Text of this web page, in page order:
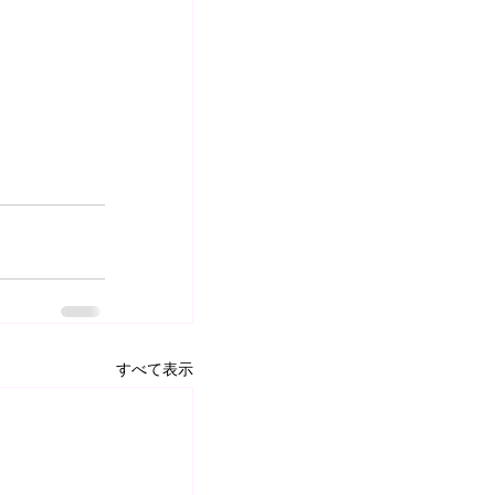
すべて表示